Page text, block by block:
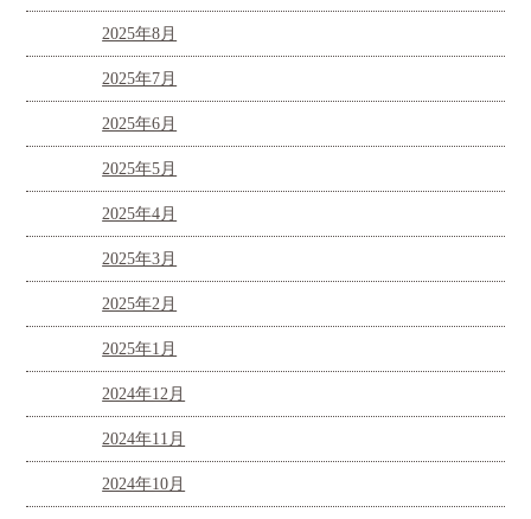
2025年8月
2025年7月
2025年6月
2025年5月
2025年4月
2025年3月
2025年2月
2025年1月
2024年12月
2024年11月
2024年10月